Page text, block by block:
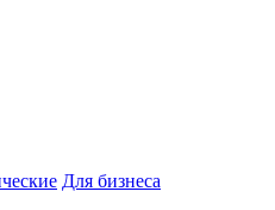
Для бизнеса